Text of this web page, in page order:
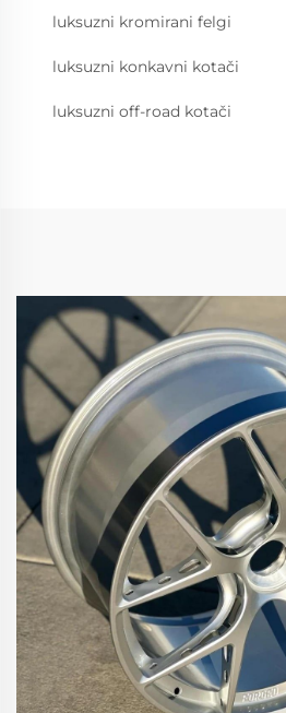
luksuzni kromirani felgi
luksuzni konkavni kotači
luksuzni off-road kotači